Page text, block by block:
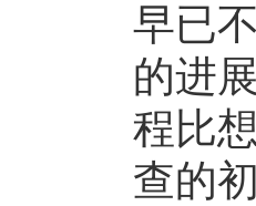
早已
的进
程比
查的